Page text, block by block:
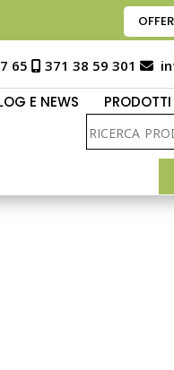
65 371 38 59 301
E NEWS PRODOTTI